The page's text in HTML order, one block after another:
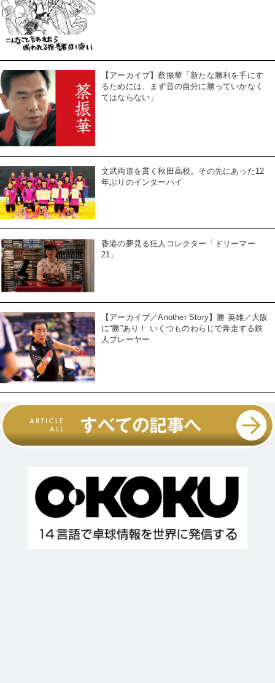
【アーカイブ】蔡振華「新たな勝利を手にす
るためには、まず昔の自分に勝っていかなく
てはならない」
文武両道を貫く秋田高校。その先にあった12
年ぶりのインターハイ
香港の夢見る狂人コレクター「ドリーマー
21」
【アーカイブ／Another Story】勝 英雄／大阪
に“勝”あり！ いくつものわらじで奔走する鉄
人プレーヤー